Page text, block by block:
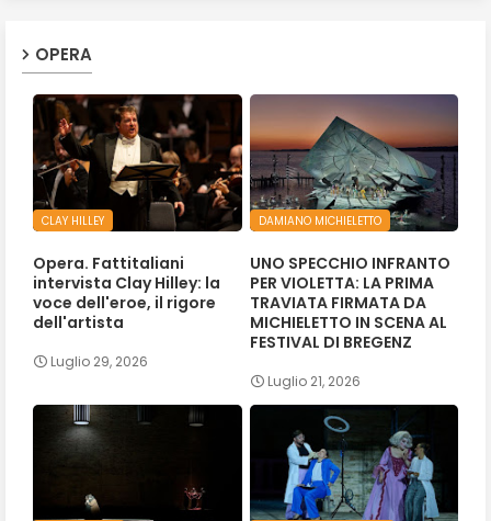
OPERA
CLAY HILLEY
Opera. Fattitaliani
intervista Clay Hilley: la
voce dell'eroe, il rigore
dell'artista
Luglio 29, 2026
DAMIANO MICHIELETTO
UNO SPECCHIO INFRANTO
PER VIOLETTA: LA PRIMA
TRAVIATA FIRMATA DA
MICHIELETTO IN SCENA AL
FESTIVAL DI BREGENZ
Luglio 21, 2026